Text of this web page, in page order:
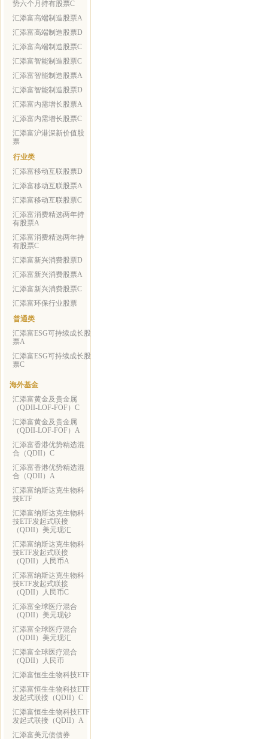
势六个月持有股票C
汇添富高端制造股票A
汇添富高端制造股票D
汇添富高端制造股票C
汇添富智能制造股票C
汇添富智能制造股票A
汇添富智能制造股票D
汇添富内需增长股票A
汇添富内需增长股票C
汇添富沪港深新价值股
票
行业类
汇添富移动互联股票D
汇添富移动互联股票A
汇添富移动互联股票C
汇添富消费精选两年持
有股票A
汇添富消费精选两年持
有股票C
汇添富新兴消费股票D
汇添富新兴消费股票A
汇添富新兴消费股票C
汇添富环保行业股票
普通类
汇添富ESG可持续成长股
票A
汇添富ESG可持续成长股
票C
海外基金
汇添富黄金及贵金属
（QDII-LOF-FOF）C
汇添富黄金及贵金属
（QDII-LOF-FOF）A
汇添富香港优势精选混
合（QDII）C
汇添富香港优势精选混
合（QDII）A
汇添富纳斯达克生物科
技ETF
汇添富纳斯达克生物科
技ETF发起式联接
（QDII）美元现汇
汇添富纳斯达克生物科
技ETF发起式联接
（QDII）人民币A
汇添富纳斯达克生物科
技ETF发起式联接
（QDII）人民币C
汇添富全球医疗混合
（QDII）美元现钞
汇添富全球医疗混合
（QDII）美元现汇
汇添富全球医疗混合
（QDII）人民币
汇添富恒生生物科技ETF
汇添富恒生生物科技ETF
发起式联接（QDII）C
汇添富恒生生物科技ETF
发起式联接（QDII）A
汇添富美元债债券